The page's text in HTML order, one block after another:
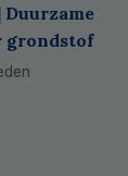
Duurzame
grondstof